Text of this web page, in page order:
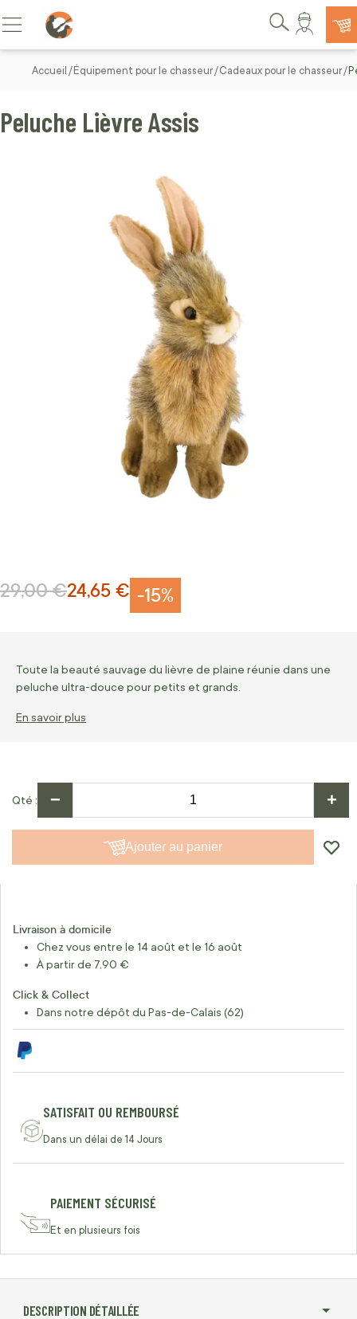
Allez au contenu
Basculer la navigation
Rechercher
Accueil Équipement pour le chasseur Cadeaux pour le chasseur
Peluche Lièvre Assis
-15%
Prix Spécial
24,65 €
Prix normal
29,00 €
Toute la beauté sauvage du lièvre de plaine réunie dans une
peluche ultra-douce pour petits et grands.
En savoir plus
Qté − +
Ajouter au panier
Livraison à domicile
Chez vous entre le 14 août et le 16 août
À partir de 7,90 €
Click & Collect
Dans notre dépôt du Pas-de-Calais (62)
SATISFAIT OU REMBOURSÉ
Dans un délai de 14 Jours
PAIEMENT SÉCURISÉ
Et en plusieurs fois
DESCRIPTION DÉTAILLÉE